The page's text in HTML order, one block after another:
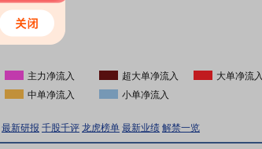
主力净流入 超大单净流入
大单净流入
中单净流入
小单净流入
最新研报 千股千评 龙虎榜单 最新业绩 解禁一览